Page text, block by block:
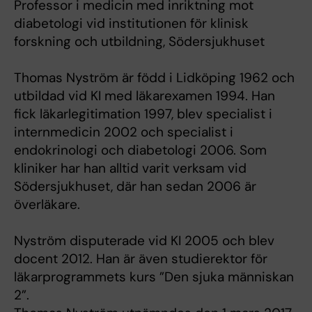
Professor i medicin med inriktning mot
diabetologi vid institutionen för klinisk
forskning och utbildning, Södersjukhuset
Thomas Nyström är född i Lidköping 1962 och
utbildad vid KI med läkarexamen 1994. Han
fick läkarlegitimation 1997, blev specialist i
internmedicin 2002 och specialist i
endokrinologi och diabetologi 2006. Som
kliniker har han alltid varit verksam vid
Södersjukhuset, där han sedan 2006 är
överläkare.
Nyström disputerade vid KI 2005 och blev
docent 2012. Han är även studierektor för
läkarprogrammets kurs ”Den sjuka människan
2”.